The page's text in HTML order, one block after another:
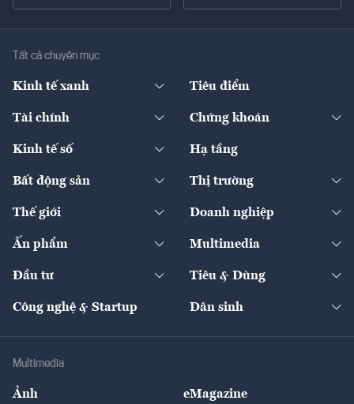
Tất cả chuyên mục
Kinh tế xanh
Diễn đàn
Tiêu điểm
Tài chính
Ngân hàng
Bảo hiểm
Chứng khoán
Doanh nghiệp niêm yết
Khung pháp lý
Kinh tế số
Sản phẩm - Thị trường
Start-up
Quản trị số
Hạ tầng
Bất động sản
Chính sách
Tư vấn
Thị trường
Thị trường
Nông sản
Thế giới
Kinh tế
Doanh nghiệp
Ấn phẩm
The Guide
Multimedia
Đầu tư Tiêu & Dùng
Công nghệ & Startup Dân sinh
Multimedia
Ảnh eMagazine